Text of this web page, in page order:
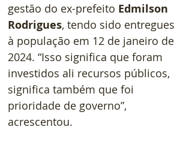
gestão do ex-prefeito Edmilson
Rodrigues, tendo sido entregues
à população em 12 de janeiro de
2024. “Isso significa que foram
investidos ali recursos públicos,
significa também que foi
prioridade de governo”,
acrescentou.